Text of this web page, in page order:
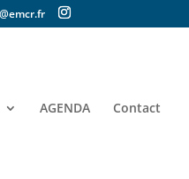
AGENDA Contact